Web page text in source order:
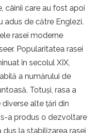
câinii care au fost apoi
adus de către Englezi.
rasei moderne
Popularitatea rasei
în secolul XIX,
a numărului de
Totuși, rasa a
alte țări din
a produs o dezvoltare
la stabilizarea rasei